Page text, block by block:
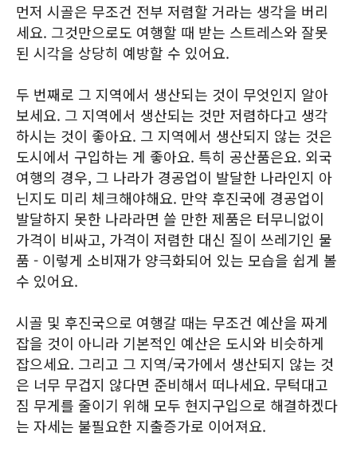
먼저 시골은 무조건 전부 저렴할 거라는 생각을 버리
세요. 그것만으로도 여행할 때 받는 스트레스와 잘못
된 시각을 상당히 예방할 수 있어요.
두 번째로 그 지역에서 생산되는 것이 무엇인지 알아
보세요. 그 지역에서 생산되는 것만 저렴하다고 생각
하시는 것이 좋아요. 그 지역에서 생산되지 않는 것은
도시에서 구입하는 게 좋아요. 특히 공산품은요. 외국
여행의 경우, 그 나라가 경공업이 발달한 나라인지 아
닌지도 미리 체크해야해요. 만약 후진국에 경공업이
발달하지 못한 나라라면 쓸 만한 제품은 터무니없이
가격이 비싸고, 가격이 저렴한 대신 질이 쓰레기인 물
품 - 이렇게 소비재가 양극화되어 있는 모습을 쉽게 볼
수 있어요.
시골 및 후진국으로 여행갈 때는 무조건 예산을 짜게
잡을 것이 아니라 기본적인 예산은 도시와 비슷하게
잡으세요. 그리고 그 지역/국가에서 생산되지 않는 것
은 너무 무겁지 않다면 준비해서 떠나세요. 무턱대고
짐 무게를 줄이기 위해 모두 현지구입으로 해결하겠다
는 자세는 불필요한 지출증가로 이어져요.